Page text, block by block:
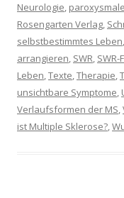
Neurologie,
Rosengarten Verlag,
selbstbestimmtes Leben,
arrangieren, SWR,
Leben,Texte,Therapie,
unsichtbare Symptome,
Verlaufsformen der MS,
ist Multiple Sklerose?,